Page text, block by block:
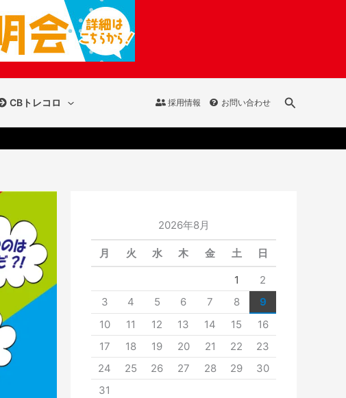
CBトレコロ 採用情報 お問い合わせ
検
2026年8月
月 火 水 木 金 土 日
1
2
3
4 5 6 7 8
9
10
11 12 13 14 15
16
17
18 19 20 21 22
23
24
25 26 27 28 29
30
31